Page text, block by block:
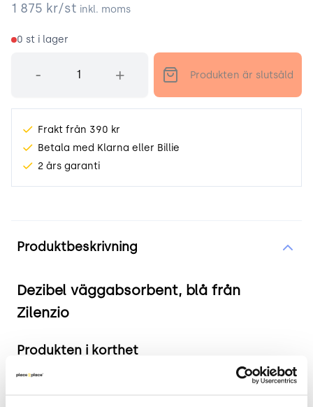
1 875 kr/st inkl. moms
0 st i lager
- + Produkten är slutsåld
Frakt från 390 kr
Betala med Klarna eller Billie
2 års garanti
Produktbeskrivning
Dezibel väggabsorbent, blå från
Zilenzio
Produkten i korthet
Färg och material: Blå